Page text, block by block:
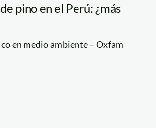
pino en el Perú: ¿más
en medio ambiente – Oxfam